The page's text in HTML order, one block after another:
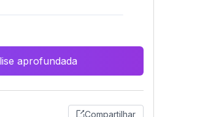
aprofundada
Compartilhar